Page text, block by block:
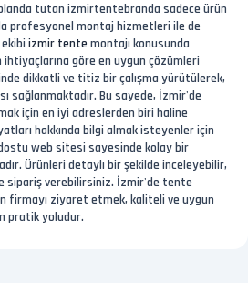
tutan izmirtentebranda sadece ürün
profesyonel montaj hizmetleri ile de
izmir tente montajı konusunda
göre en uygun çözümleri
dikkatli ve titiz bir çalışma yürütülerek,
sağlanmaktadır. Bu sayede, İzmir'de
için en iyi adreslerden biri haline
hakkında bilgi almak isteyenler için
web sitesi sayesinde kolay bir
Ürünleri detaylı bir şekilde inceleyebilir,
sipariş verebilirsiniz. İzmir'de tente
firmayı ziyaret etmek, kaliteli ve uygun
pratik yoludur.